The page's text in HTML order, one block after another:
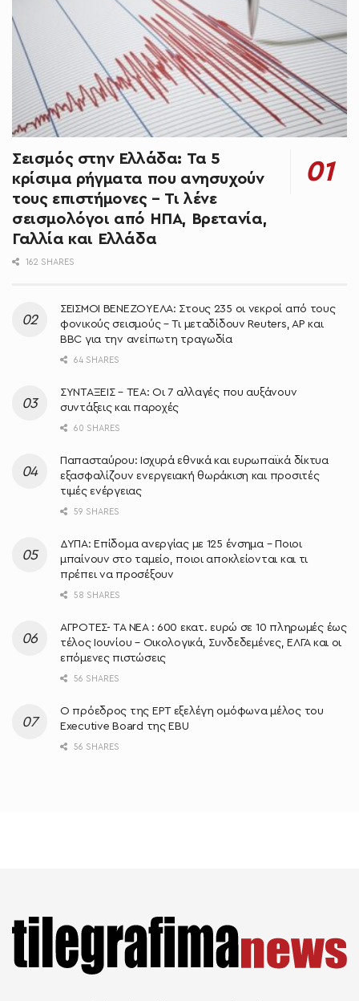
Σεισμός στην Ελλάδα: Τα 5
κρίσιμα ρήγματα που ανησυχούν
τους επιστήμονες – Τι λένε
σεισμολόγοι από ΗΠΑ, Βρετανία,
Γαλλία και Ελλάδα
162 SHARES
ΣΕΙΣΜΟΙ ΒΕΝΕΖΟΥΕΛΑ: Στους 235 οι νεκροί από τους
φονικούς σεισμούς – Τι μεταδίδουν Reuters, AP και
BBC για την ανείπωτη τραγωδία
64 SHARES
ΣΥΝΤΑΞΕΙΣ – ΤΕΑ: Οι 7 αλλαγές που αυξάνουν
συντάξεις και παροχές
60 SHARES
Παπασταύρου: Ισχυρά εθνικά και ευρωπαϊκά δίκτυα
εξασφαλίζουν ενεργειακή θωράκιση και προσιτές
τιμές ενέργειας
59 SHARES
ΔΥΠΑ: Επίδομα ανεργίας με 125 ένσημα – Ποιοι
μπαίνουν στο ταμείο, ποιοι αποκλείονται και τι
πρέπει να προσέξουν
58 SHARES
ΑΓΡΟΤΕΣ- ΤΑ ΝΕΑ : 600 εκατ. ευρώ σε 10 πληρωμές έως
τέλος Ιουνίου – Οικολογικά, Συνδεδεμένες, ΕΛΓΑ και οι
επόμενες πιστώσεις
56 SHARES
Ο πρόεδρος της ΕΡΤ εξελέγη ομόφωνα μέλος του
Executive Board της EBU
56 SHARES